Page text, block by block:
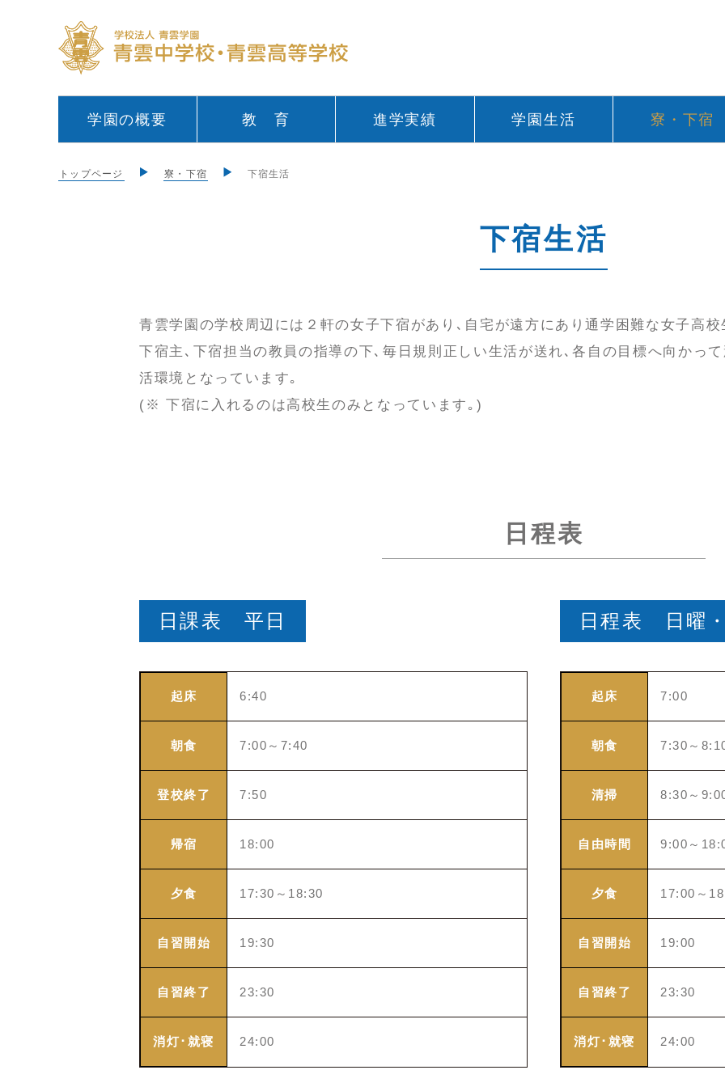
学園の概要 教 育 進学実績 学園生活 寮・下宿
トップページ 寮・下宿 下宿生活
下宿生活
青雲学園の学校周辺には２軒の女子下宿があり､自宅が遠方にあり通学困難な女子高
下宿主､下宿担当の教員の指導の下､毎日規則正しい生活が送れ､各自の目標へ向かっ
活環境となっています｡
(※ 下宿に入れるのは高校生のみとなっています｡)
日程表
日課表 平日
起床 6:40
朝食 7:00～7:40
登校終了 7:50
帰宿 18:00
夕食 17:30～18:30
自習開始 19:30
自習終了 23:30
消灯･就寝 24:00
日程表 日曜
起床 7:00
朝食 7:30～
清掃 8:30～
自由時間 9:00～
夕食 17:00～
自習開始 19:00
自習終了 23:30
消灯･就寝 24:00